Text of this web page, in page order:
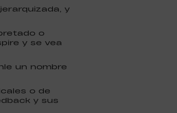
y
o
y se vea
un nombre
o de
y sus